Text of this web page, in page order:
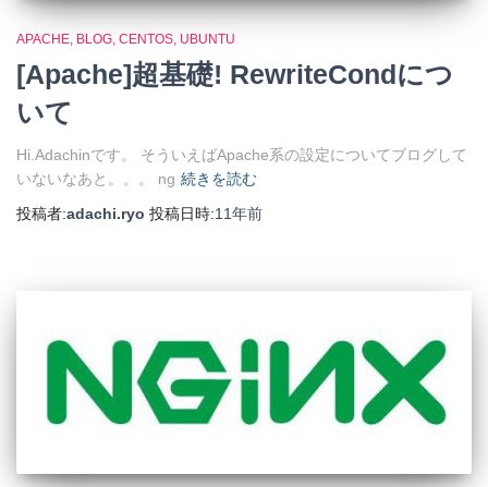
APACHE BLOG CENTOS UBUNTU
[Apache]超基礎! RewriteCondにつ
いて
Hi.Adachinです。 そういえばApache系の設定についてブログして
いないなあと。。。 ng 続きを読む
投稿者:adachi.ryo 投稿日時:11年前